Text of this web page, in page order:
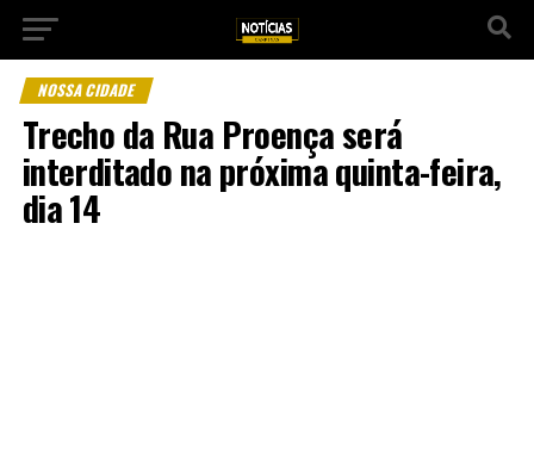
NOSSA CIDADE
Trecho da Rua Proença será
interditado na próxima quinta-feira,
dia 14